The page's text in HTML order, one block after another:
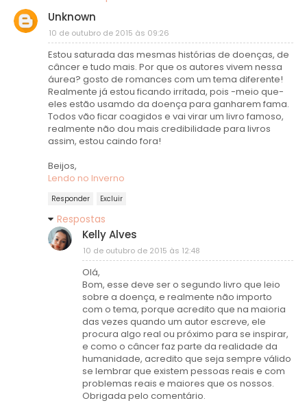
Unknown
10 de outubro de 2015 às 09:26
Estou saturada das mesmas histórias de doenças, de
câncer e tudo mais. Por que os autores vivem nessa
áurea? gosto de romances com um tema diferente!
Realmente já estou ficando irritada, pois -meio que-
eles estão usamdo da doença para ganharem fama.
Todos vão ficar coagidos e vai virar um livro famoso,
realmente não dou mais credibilidade para livros
assim, estou caindo fora!
Beijos,
Lendo no Inverno
Responder Excluir
Respostas
Kelly Alves
10 de outubro de 2015 às 12:48
Olá,
Bom, esse deve ser o segundo livro que leio
sobre a doença, e realmente não importo
com o tema, porque acredito que na maioria
das vezes quando um autor escreve, ele
procura algo real ou próximo para se inspirar,
e como o câncer faz parte da realidade da
humanidade, acredito que seja sempre válido
se lembrar que existem pessoas reais e com
problemas reais e maiores que os nossos.
Obrigada pelo comentário.